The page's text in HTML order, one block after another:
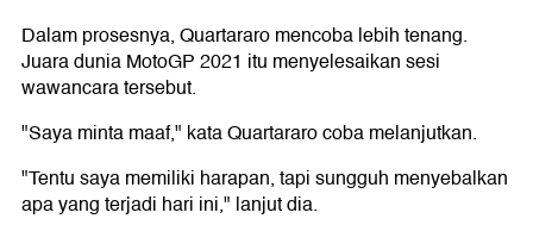
Dalam prosesnya, Quartararo mencoba lebih tenang.
Juara dunia MotoGP 2021 itu menyelesaikan sesi
wawancara tersebut.
"Saya minta maaf," kata Quartararo coba melanjutkan.
"Tentu saya memiliki harapan, tapi sungguh menyebalkan
apa yang terjadi hari ini," lanjut dia.